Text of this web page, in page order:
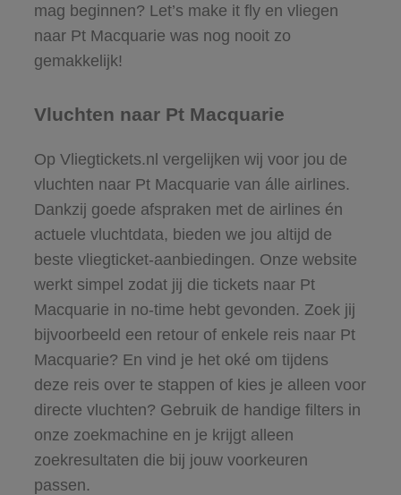
mag beginnen? Let’s make it fly en vliegen
naar Pt Macquarie was nog nooit zo
gemakkelijk!
Vluchten naar Pt Macquarie
Op Vliegtickets.nl vergelijken wij voor jou de
vluchten naar Pt Macquarie van álle airlines.
Dankzij goede afspraken met de airlines én
actuele vluchtdata, bieden we jou altijd de
beste vliegticket-aanbiedingen. Onze website
werkt simpel zodat jij die tickets naar Pt
Macquarie in no-time hebt gevonden. Zoek jij
bijvoorbeeld een retour of enkele reis naar Pt
Macquarie? En vind je het oké om tijdens
deze reis over te stappen of kies je alleen voor
directe vluchten? Gebruik de handige filters in
onze zoekmachine en je krijgt alleen
zoekresultaten die bij jouw voorkeuren
passen.